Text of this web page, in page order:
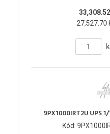
27,527.70
9PX1000IRT2U UPS
Kód: